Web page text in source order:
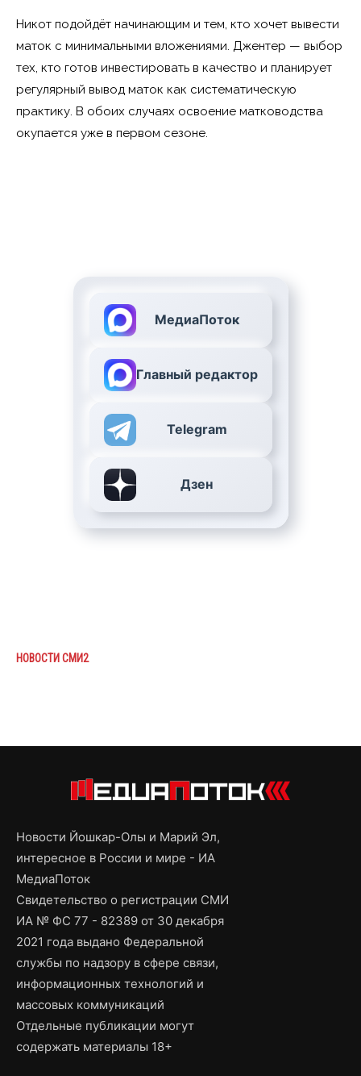
Никот подойдёт начинающим и тем, кто хочет вывести
маток с минимальными вложениями. Джентер — выбор
тех, кто готов инвестировать в качество и планирует
регулярный вывод маток как систематическую
практику. В обоих случаях освоение матководства
окупается уже в первом сезоне.
МедиаПоток
Главный редактор
Telegram
Дзен
НОВОСТИ СМИ2
Новости Йошкар-Олы и Марий Эл,
интересное в России и мире - ИА
МедиаПоток
Свидетельство о регистрации СМИ
ИА № ФС 77 - 82389 от 30 декабря
2021 года выдано Федеральной
службы по надзору в сфере связи,
информационных технологий и
массовых коммуникаций
Отдельные публикации могут
содержать материалы 18+